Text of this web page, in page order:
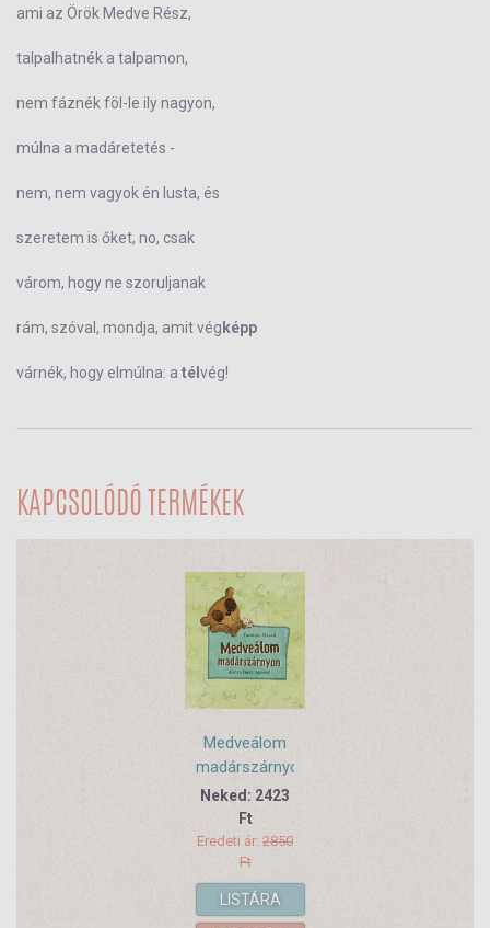
ami az Örök Medve Rész,
talpalhatnék a talpamon,
nem fáznék föl-le ily nagyon,
múlna a madáretetés -
nem, nem vagyok én lusta, és
szeretem is őket, no, csak
várom, hogy ne szoruljanak
rám, szóval, mondja, amit vég képp
várnék, hogy elmúlna: a tél vég!
KAPCSOLÓDÓ TERMÉKEK
Medveálom
madárszárnyon
Neked: 2423
Ft
Eredeti ár: 2850
Ft
LISTÁRA